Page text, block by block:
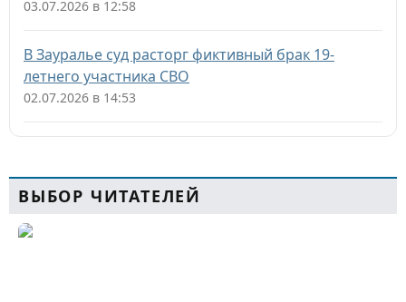
03.07.2026 в 12:58
В Зауралье суд расторг фиктивный брак 19-
летнего участника СВО
02.07.2026 в 14:53
ВЫБОР ЧИТАТЕЛЕЙ